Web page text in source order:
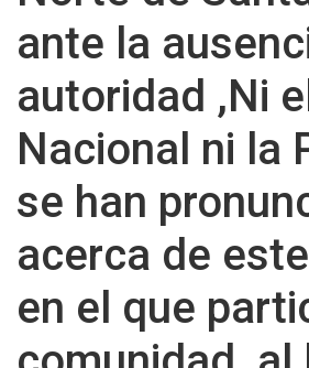
ante la
autoridad ,Ni
Nacional ni la
se han
acerca de
en el que